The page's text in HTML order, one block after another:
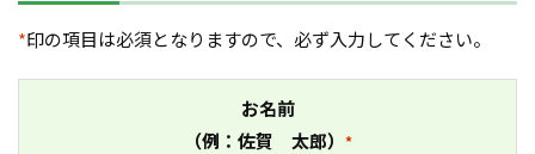
*印の項目は必須となりますので、必ず入力してください。
お名前
（例：佐賀 太郎） *